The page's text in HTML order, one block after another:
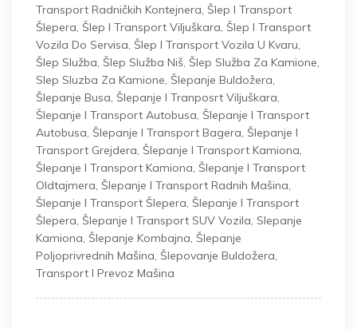
Transport Radničkih Kontejnera, Šlep I Transport
Šlepera, Šlep I Transport Viljuškara, Šlep I Transport
Vozila Do Servisa, Šlep I Transport Vozila U Kvaru,
Šlep Služba, Šlep Služba Niš, Šlep Služba Za Kamione,
Slep Sluzba Za Kamione, Šlepanje Buldožera,
Šlepanje Busa, Šlepanje I Tranposrt Viljuškara,
Šlepanje I Transport Autobusa, Šlepanje I Transport
Autobusa, Šlepanje I Transport Bagera, Šlepanje I
Transport Grejdera, Šlepanje I Transport Kamiona,
Šlepanje I Transport Kamiona, Šlepanje I Transport
Oldtajmera, Šlepanje I Transport Radnih Mašina,
Šlepanje I Transport Šlepera, Šlepanje I Transport
Šlepera, Šlepanje I Transport SUV Vozila, Slepanje
Kamiona, Šlepanje Kombajna, Šlepanje
Poljoprivrednih Mašina, Šlepovanje Buldožera,
Transport I Prevoz Mašina